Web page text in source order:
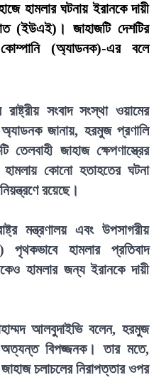
হামলার ঘটনায় ইরানকে দায়ী
(ইউএই)। জাহাজটি দেশটির
(অ্যাডনক)-এর বলে
সংবাদ সংস্থা ওয়ামের
জানায়, হরমুজ প্রণালি
জাহাজ ক্ষেপণাস্ত্রের
কোনো হতাহতের ঘটনা
রয়েছে।
মন্ত্রণালয় এবং উপসাগরীয়
পৃথকভাবে হামলার প্রতিবাদ
হামলার জন্য ইরানকে দায়ী
আলবুদাইভি বলেন, হরমুজ
অত্যন্ত বিপজ্জনক। তার মতে,
চলাচলের নিরাপত্তার ওপর